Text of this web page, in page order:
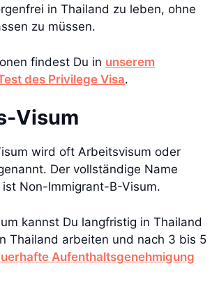
in Thailand zu leben, ohne
zu müssen.
findest Du in unserem
des Privilege Visa.
Visum
wird oft Arbeitsvisum oder
Der vollständige Name
Non-Immigrant-B-Visum.
kannst Du langfristig in Thailand
Thailand arbeiten und nach 3 bis 5
Aufenthaltsgenehmigung